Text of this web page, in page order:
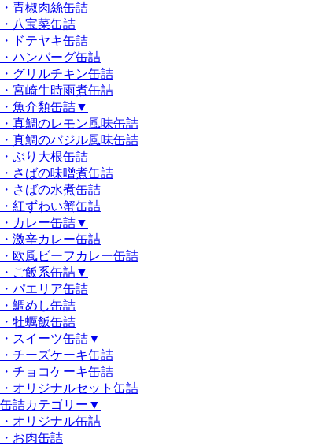
・青椒肉絲缶詰
・八宝菜缶詰
・ドテヤキ缶詰
・ハンバーグ缶詰
・グリルチキン缶詰
・宮崎牛時雨煮缶詰
・魚介類缶詰▼
・真鯛のレモン風味缶詰
・真鯛のバジル風味缶詰
・ぶり大根缶詰
・さばの味噌煮缶詰
・さばの水煮缶詰
・紅ずわい蟹缶詰
・カレー缶詰▼
・激辛カレー缶詰
・欧風ビーフカレー缶詰
・ご飯系缶詰▼
・パエリア缶詰
・鯛めし缶詰
・牡蠣飯缶詰
・スイーツ缶詰▼
・チーズケーキ缶詰
・チョコケーキ缶詰
・オリジナルセット缶詰
缶詰カテゴリー ▼
・オリジナル缶詰
・お肉缶詰